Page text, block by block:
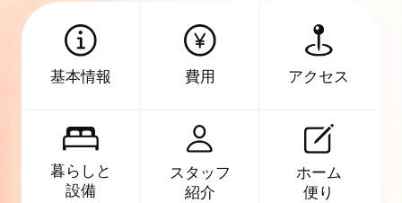
基本情報 費用 アクセス
暮らしと
設備
スタッフ
紹介
ホーム
便り